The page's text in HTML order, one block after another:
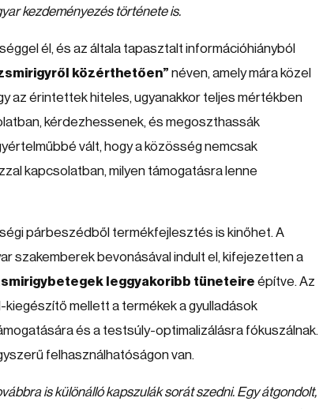
kezdeményezés története is.
él, és az általa tapasztalt információhiányból
közérthetően” néven, amely mára közel
az érintettek hiteles, ugyanakkor teljes mértékben
kérdezhessenek, és megoszthassák
vált, hogy a közösség nemcsak
kapcsolatban, milyen támogatásra lenne
párbeszédből termékfejlesztés is kinőhet. A
szakemberek bevonásával indult el, kifejezetten a
leggyakoribb tüneteire építve. Az
mellett a termékek a gyulladások
és a testsúly-optimalizálásra fókuszálnak.
felhasználhatóságon van.
is különálló kapszulák sorát szedni. Egy átgondolt,